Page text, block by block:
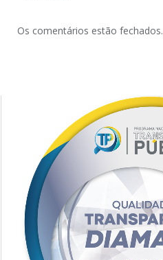
Os comentários estão fechados.